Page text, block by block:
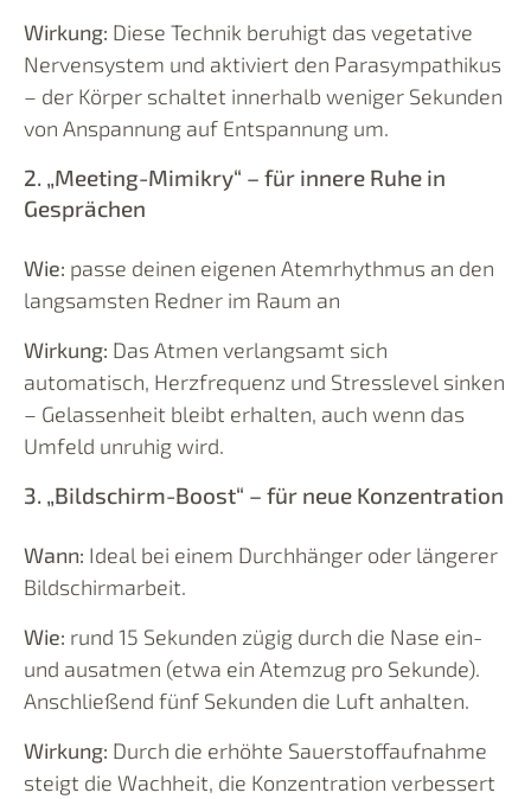
Wirkung: Diese Technik beruhigt das vegetative
Nervensystem und aktiviert den Parasympathikus
– der Körper schaltet innerhalb weniger Sekunden
von Anspannung auf Entspannung um.
2. „Meeting-Mimikry“ – für innere Ruhe in
Gesprächen
Wie: passe deinen eigenen Atemrhythmus an den
langsamsten Redner im Raum an
Wirkung: Das Atmen verlangsamt sich
automatisch, Herzfrequenz und Stresslevel sinken
– Gelassenheit bleibt erhalten, auch wenn das
Umfeld unruhig wird.
3. „Bildschirm-Boost“ – für neue Konzentration
Wann: Ideal bei einem Durchhänger oder längerer
Bildschirmarbeit.
Wie: rund 15 Sekunden zügig durch die Nase ein-
und ausatmen (etwa ein Atemzug pro Sekunde).
Anschließend fünf Sekunden die Luft anhalten.
Wirkung: Durch die erhöhte Sauerstoffaufnahme
steigt die Wachheit, die Konzentration verbessert